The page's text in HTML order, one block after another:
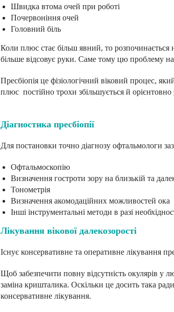
Швидка втома очей при роботі
Почервоніння очей
Головний біль
Коли плюс стає більш явний, то розпочинається
більше відсовує руки. Саме тому цю проблему
Пресбіопія це фізіологічний віковий процес,
плюс постійно трохи збільшується й
Діагностика пресбіопії
Для постановки точно діагнозу офтальмологи
Офтальмоскопію
Визначення гостроти зору на близькій та
Тонометрія
Визначення акомодаційних можливостей ока
Інші інструментальні методи в разі
Лікування вікової далекозорості
Існує консервативне та оперативне лікування
Щоб забезпечити повну відсутність окулярів
заміна кришталика. Оскільки це досить така
консервативне лікування.